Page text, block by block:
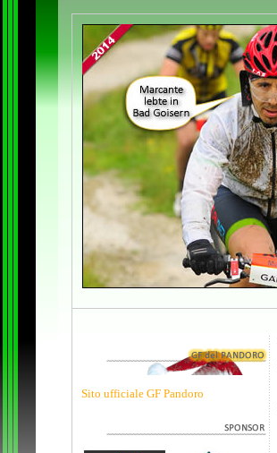
Sito ufficiale GF Pandoro